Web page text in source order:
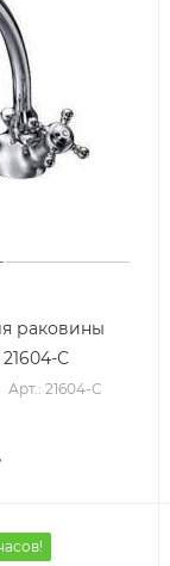
раковины
С
Арт.: 21604-С